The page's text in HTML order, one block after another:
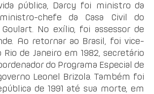
pública, Darcy foi ministro da
chefe da Casa Civil do
No exílio, foi assessor de
Ao retornar ao Brasil, foi vice-
Rio de Janeiro em 1982, secretário
do Programa Especial de
Leonel Brizola. Também foi
de 1991 até sua morte, em